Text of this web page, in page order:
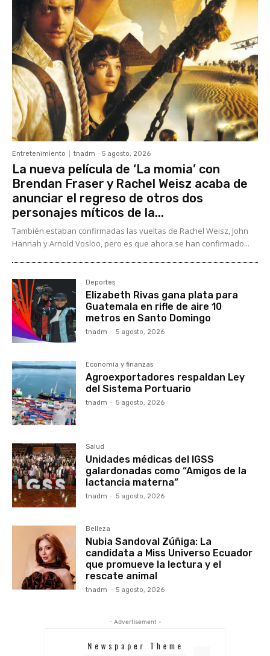
Entretenimiento tnadm - 5 agosto, 2026
La nueva película de ‘La momia’ con
Brendan Fraser y Rachel Weisz acaba de
anunciar el regreso de otros dos
personajes míticos de la...
También estaban confirmadas las vueltas de Rachel Weisz, John
Hannah y Arnold Vosloo, pero es que ahora se han confirmado...
Deportes
Elizabeth Rivas gana plata para
Guatemala en rifle de aire 10
metros en Santo Domingo
tnadm - 5 agosto, 2026
Economía y finanzas
Agroexportadores respaldan Ley
del Sistema Portuario
tnadm - 5 agosto, 2026
Salud
Unidades médicas del IGSS
galardonadas como “Amigos de la
lactancia materna”
tnadm - 5 agosto, 2026
Belleza
Nubia Sandoval Zúñiga: La
candidata a Miss Universo Ecuador
que promueve la lectura y el
rescate animal
tnadm - 5 agosto, 2026
- Advertisement -